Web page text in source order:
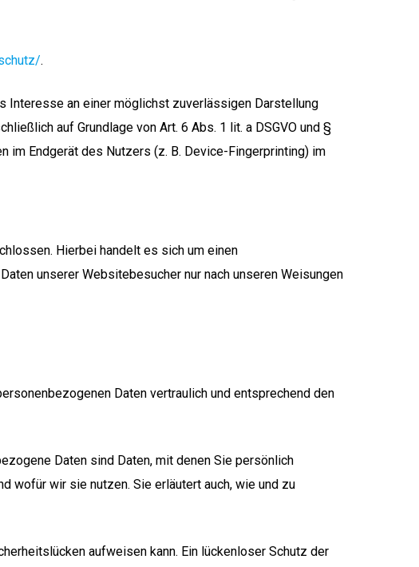
.
Interesse an einer möglichst zuverlässigen Darstellung
auf Grundlage von Art. 6 Abs. 1 lit. a DSGVO und §
im Endgerät des Nutzers (z. B. Device-Fingerprinting) im
Hierbei handelt es sich um einen
unserer Websitebesucher nur nach unseren Weisungen
Daten vertraulich und entsprechend den
Daten sind Daten, mit denen Sie persönlich
wofür wir sie nutzen. Sie erläutert auch, wie und zu
aufweisen kann. Ein lückenloser Schutz der